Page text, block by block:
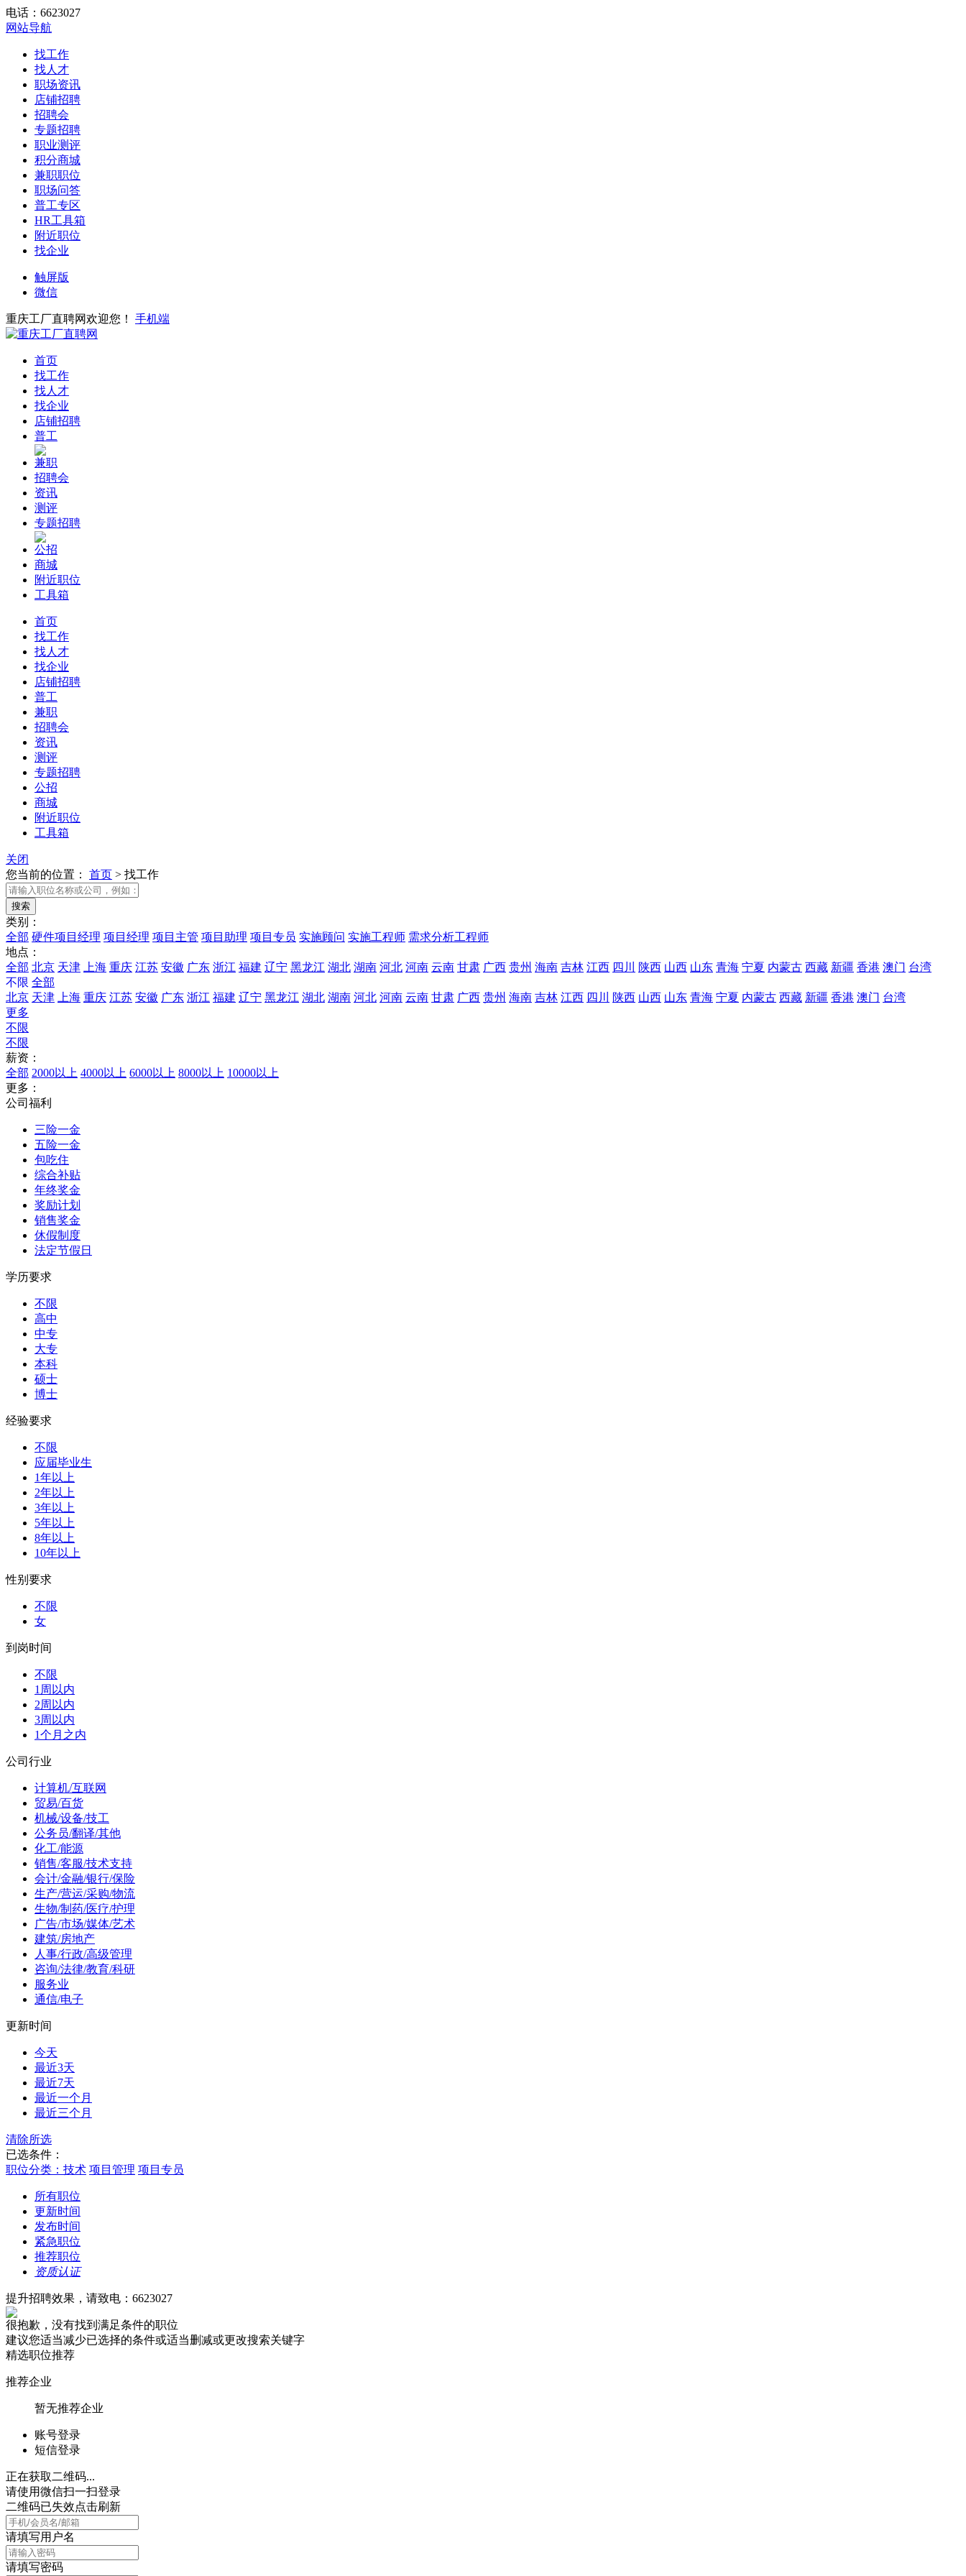
电话：6623027
网站导航
找工作
找人才
职场资讯
店铺招聘
招聘会
专题招聘
职业测评
积分商城
兼职职位
职场问答
普工专区
HR工具箱
附近职位
找企业
触屏版
微信
重庆工厂直聘网欢迎您！ 手机端
首页
找工作
找人才
找企业
店铺招聘
普工
兼职
招聘会
资讯
测评
专题招聘
公招
商城
附近职位
工具箱
首页
找工作
找人才
找企业
店铺招聘
普工
兼职
招聘会
资讯
测评
专题招聘
公招
商城
附近职位
工具箱
关闭
您当前的位置： 首页 > 找工作
类别：
全部 硬件项目经理 项目经理 项目主管 项目助理 项目专员 实施顾问 实施工程师 需求分析工程师
地点：
全部 北京 天津 上海 重庆 江苏 安徽 广东 浙江 福建 辽宁 黑龙江 湖北 湖南 河北 河南 云南 甘肃 广西 贵州 海南 吉林 江西 四川 陕西 山西 山东 青海 宁夏 内蒙古 西藏 新疆 香港 澳门 台湾
不限 全部
北京 天津 上海 重庆 江苏 安徽 广东 浙江 福建 辽宁 黑龙江 湖北 湖南 河北 河南 云南 甘肃 广西 贵州 海南 吉林 江西 四川 陕西 山西 山东 青海 宁夏 内蒙古 西藏 新疆 香港 澳门 台湾
更多
不限
不限
薪资：
全部 2000以上 4000以上 6000以上 8000以上 10000以上
更多：
公司福利
三险一金
五险一金
包吃住
综合补贴
年终奖金
奖励计划
销售奖金
休假制度
法定节假日
学历要求
不限
高中
中专
大专
本科
硕士
博士
经验要求
不限
应届毕业生
1年以上
2年以上
3年以上
5年以上
8年以上
10年以上
性别要求
不限
女
到岗时间
不限
1周以内
2周以内
3周以内
1个月之内
公司行业
计算机/互联网
贸易/百货
机械/设备/技工
公务员/翻译/其他
化工/能源
销售/客服/技术支持
会计/金融/银行/保险
生产/营运/采购/物流
生物/制药/医疗/护理
广告/市场/媒体/艺术
建筑/房地产
人事/行政/高级管理
咨询/法律/教育/科研
服务业
通信/电子
更新时间
今天
最近3天
最近7天
最近一个月
最近三个月
清除所选
已选条件：
职位分类：技术 项目管理 项目专员
所有职位
更新时间
发布时间
紧急职位
推荐职位
资质认证
提升招聘效果，请致电：6623027
很抱歉，没有找到满足条件的职位
建议您适当减少已选择的条件或适当删减或更改搜索关键字
精选职位推荐
推荐企业
暂无推荐企业
账号登录
短信登录
正在获取二维码...
请使用微信扫一扫登录
二维码已失效点击刷新
请填写用户名
请填写密码